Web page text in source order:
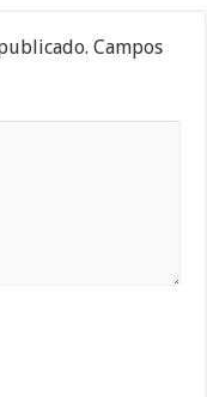
Campos